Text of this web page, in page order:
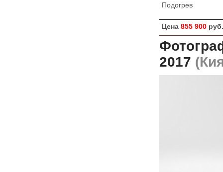
Подогрев
Цена 855 900руб.
2017